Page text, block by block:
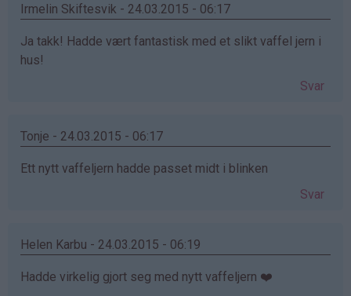
Irmelin Skiftesvik - 24.03.2015 - 06:17
Ja takk! Hadde vært fantastisk med et slikt vaffel jern i
hus!
Svar
Tonje - 24.03.2015 - 06:17
Ett nytt vaffeljern hadde passet midt i blinken
Svar
Helen Karbu - 24.03.2015 - 06:19
Hadde virkelig gjort seg med nytt vaffeljern ❤️